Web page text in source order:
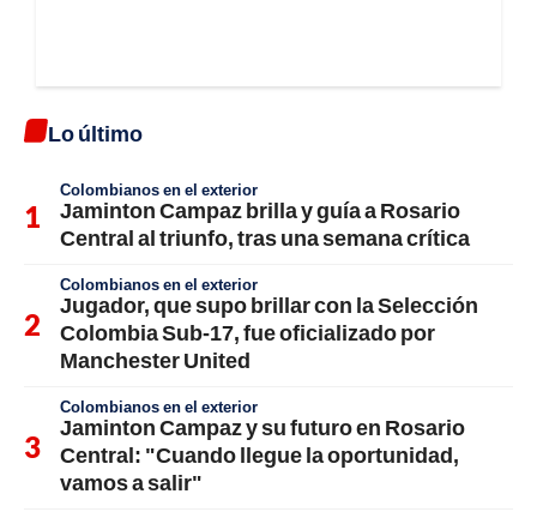
Lo último
Colombianos en el exterior
Jaminton Campaz brilla y guía a Rosario
Central al triunfo, tras una semana crítica
Colombianos en el exterior
Jugador, que supo brillar con la Selección
Colombia Sub-17, fue oficializado por
Manchester United
Colombianos en el exterior
Jaminton Campaz y su futuro en Rosario
Central: "Cuando llegue la oportunidad,
vamos a salir"